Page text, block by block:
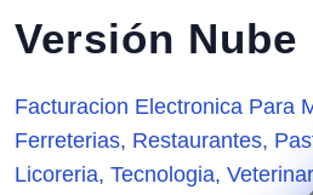
Versión Nube
Facturacion Electronica Para
Ferreterias, Restaurantes,
Licoreria, Tecnologia,